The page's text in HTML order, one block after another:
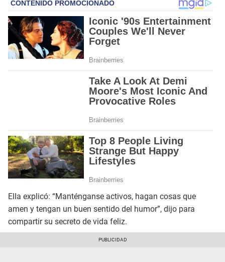
Ella explicó: “Manténganse activos, hagan cosas que
amen y tengan un buen sentido del humor”, dijo para
compartir su secreto de vida feliz.